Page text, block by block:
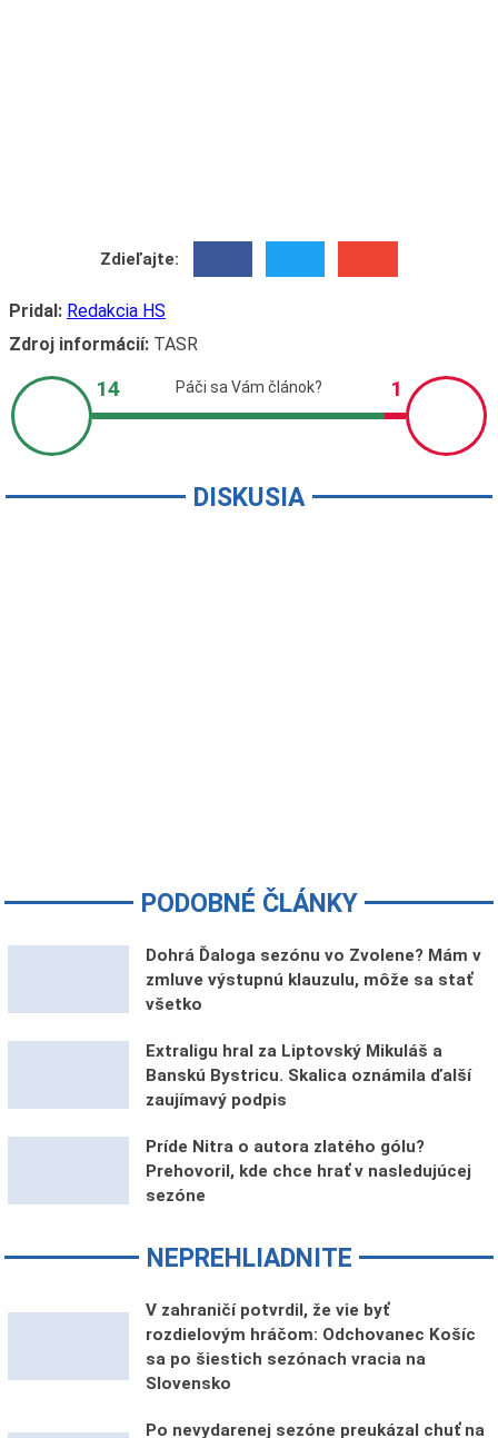
Zdieľajte:
Pridal: Redakcia HS
Zdroj informácií:TASR
DISKUSIA
PODOBNÉ ČLÁNKY
Dohrá Ďaloga sezónu vo Zvolene? Mám v
zmluve výstupnú klauzulu, môže sa stať
všetko
Extraligu hral za Liptovský Mikuláš a
Banskú Bystricu. Skalica oznámila ďalší
zaujímavý podpis
Príde Nitra o autora zlatého gólu?
Prehovoril, kde chce hrať v nasledujúcej
sezóne
NEPREHLIADNITE
V zahraničí potvrdil, že vie byť
rozdielovým hráčom: Odchovanec Košíc
sa po šiestich sezónach vracia na
Slovensko
Po nevydarenej sezóne preukázal chuť na